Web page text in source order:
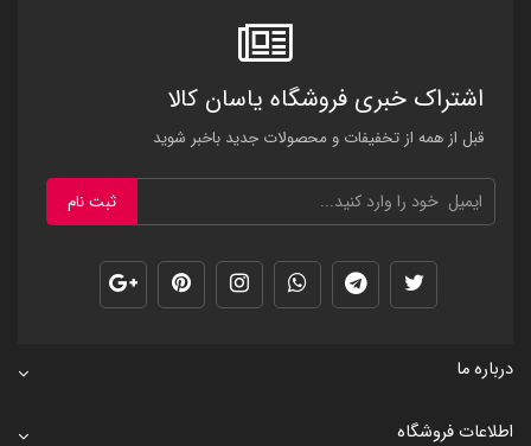
اشتراک خبری فروشگاه یاسان کالا
قبل از همه از تخفیفات و محصولات جدید باخبر شوید
ثبت نام
درباره ما
اطلاعات فروشگاه